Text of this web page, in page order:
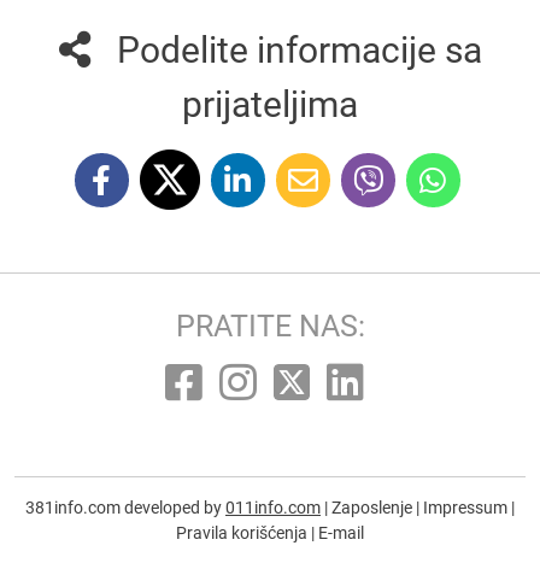
Podelite informacije sa
prijateljima
PRATITE NAS:
381info.com developed by011info.com |Zaposlenje | Impressum |
Pravila korišćenja | E-mail